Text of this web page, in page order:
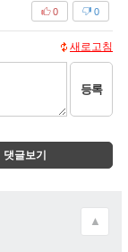
0
0
새로고침
등록
댓글보기
▲